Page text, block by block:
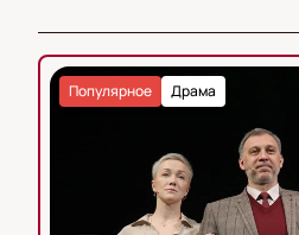
Драма
Популярное